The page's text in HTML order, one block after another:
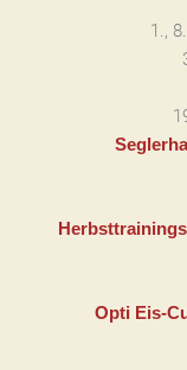
1.,
Opti Eis-